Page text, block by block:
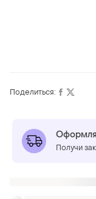
Поделиться:
Получи